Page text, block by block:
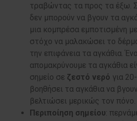
τραβώντας τα προς τα έξω.
δεν μπορούν να βγουν τα
μια κομπρέσα εμποτισμένη με
στόχο να μαλακώσει το
την επιφάνεια τα αγκάθια.
απομακρύνουμε τα αγκάθια
σημείο σε ζεστό νερό για
βοηθήσει τα αγκάθια να
βελτιώσει μερικώς τον πόνο.
Περιποίηση σημείου: